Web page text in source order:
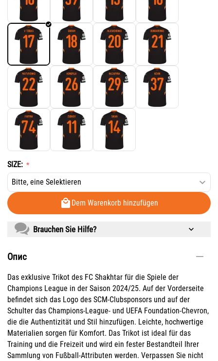
SIZE:
Dem Warenkorb hinzufügen
Brauchen Sie Hilfe?
Опис
Das exklusive Trikot des FC Shakhtar für die Spiele der
Champions League in der Saison 2024/25. Auf der Vorderseite
befindet sich das Logo des SCM-Clubsponsors und auf der
Schulter das Champions-League- und UEFA Foundation-Chevron,
die die Authentizität und Stil hinzufügen. Leichte, hochwertige
Materialien sorgen für Komfort. Das Trikot ist ideal für das
Training und die Freizeit und wird ein fester Bestandteil Ihrer
Sammlung von Fußball-Attributen werden. Verpassen Sie nicht